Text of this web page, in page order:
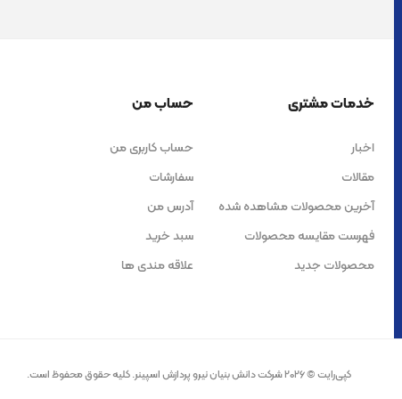
خدمات مشتری
اخبار
مقالات
آخرین محصولات مشاهده شده
فهرست مقایسه محصولات
محصولات جدید
حساب من
حساب کاربری من
سفارشات
آدرس من
سبد خرید
علاقه مندی ها
کپی‌رایت © 2026 شرکت دانش بنیان نیرو پردازش اسپینر. کلیه حقوق محفوظ است.